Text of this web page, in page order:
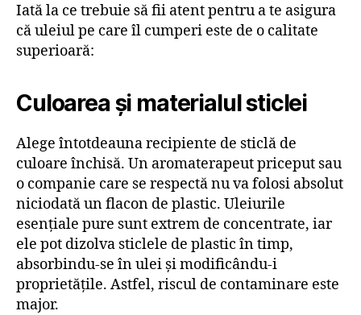
Iată la ce trebuie să fii atent pentru a te asigura
că uleiul pe care îl cumperi este de o calitate
superioară:
Culoarea și materialul sticlei
Alege întotdeauna recipiente de sticlă de
culoare închisă. Un aromaterapeut priceput sau
o companie care se respectă nu va folosi absolut
niciodată un flacon de plastic. Uleiurile
esențiale pure sunt extrem de concentrate, iar
ele pot dizolva sticlele de plastic în timp,
absorbindu-se în ulei și modificându-i
proprietățile. Astfel, riscul de contaminare este
major.